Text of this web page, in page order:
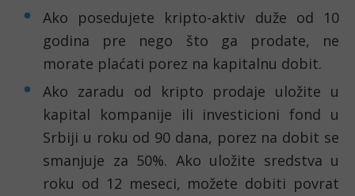
Ako posedujete kripto-aktiv duže od 10
godina pre nego što ga prodate, ne
morate plaćati porez na kapitalnu dobit.
Ako zaradu od kripto prodaje uložite u
kapital kompanije ili investicioni fond u
Srbiji u roku od 90 dana, porez na dobit se
smanjuje za 50%. Ako uložite sredstva u
roku od 12 meseci, možete dobiti povrat